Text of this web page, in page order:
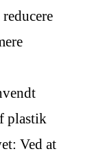
plastik
Ved at